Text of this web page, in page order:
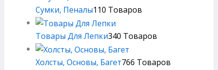
Сумки, Пеналы110 Товаров
Товары Для Лепки340 Товаров
Холсты, Основы, Багет766 Товаров